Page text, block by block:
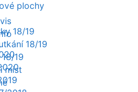
plochy
18/19
18/19
19
míst